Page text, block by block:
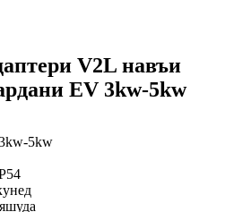
V2L навъи
EV 3kw-5kw
5kw